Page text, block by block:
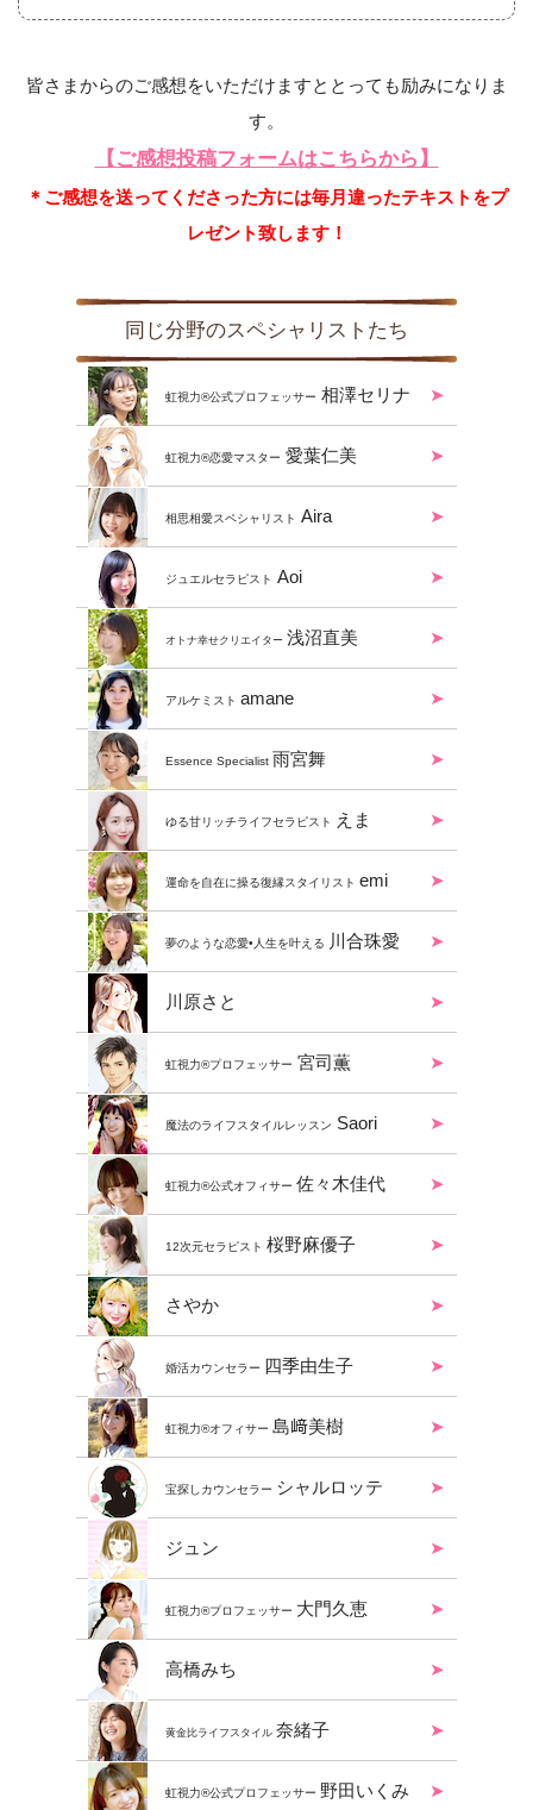
皆さまからのご感想をいただけますととっても励みになりま
す。
【ご感想投稿フォームはこちらから】
＊ご感想を送ってくださった方には毎月違ったテキストをプ
レゼント致します！
同じ分野のスペシャリストたち
虹視力®公式プロフェッサー 相澤セリナ
虹視力®︎恋愛マスター 愛葉仁美
相思相愛スペシャリスト Aira
ジュエルセラピスト Aoi
オトナ幸せクリエイター 浅沼直美
アルケミスト amane
Essence Specialist 雨宮舞
ゆる甘リッチライフセラピスト えま
運命を自在に操る復縁スタイリスト emi
夢のような恋愛•人生を叶える 川合珠愛
川原さと
虹視力®︎プロフェッサー 宮司薫
魔法のライフスタイルレッスン Saori
虹視力®︎公式オフィサー 佐々木佳代
12次元セラピスト 桜野麻優子
さやか
婚活カウンセラー 四季由生子
虹視力®︎オフィサー 島﨑美樹
宝探しカウンセラー シャルロッテ
ジュン
虹視力®︎プロフェッサー 大門久恵
高橋みち
黄金比ライフスタイル 奈緒子
虹視力®︎公式プロフェッサー 野田いくみ